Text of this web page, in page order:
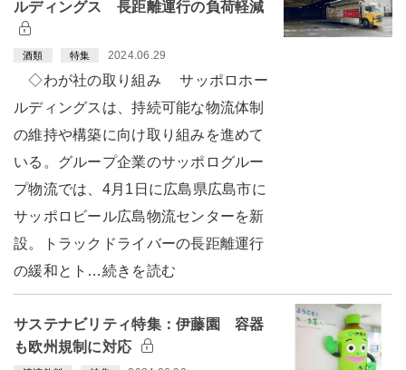
ルディングス 長距離運行の負荷軽減
酒類 特集 2024.06.29
◇わが社の取り組み サッポロホー
ルディングスは、持続可能な物流体制
の維持や構築に向け取り組みを進めて
いる。グループ企業のサッポログルー
プ物流では、4月1日に広島県広島市に
サッポロビール広島物流センターを新
設。トラックドライバーの長距離運行
の緩和とト…続きを読む
サステナビリティ特集：伊藤園 容器
も欧州規制に対応